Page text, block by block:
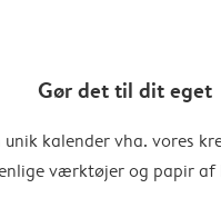
Gør det til dit eget
unik kalender vha. vores
værktøjer og papir af